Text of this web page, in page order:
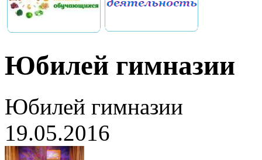
Юбилей гимназии
Юбилей гимназии
19.05.2016